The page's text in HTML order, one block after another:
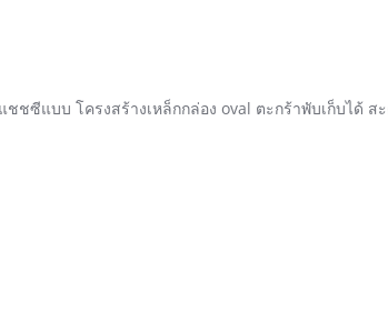
ซีแบบ โครงสร้างเหล็กกล่อง oval ตะกร้าพับเก็บได้ ส